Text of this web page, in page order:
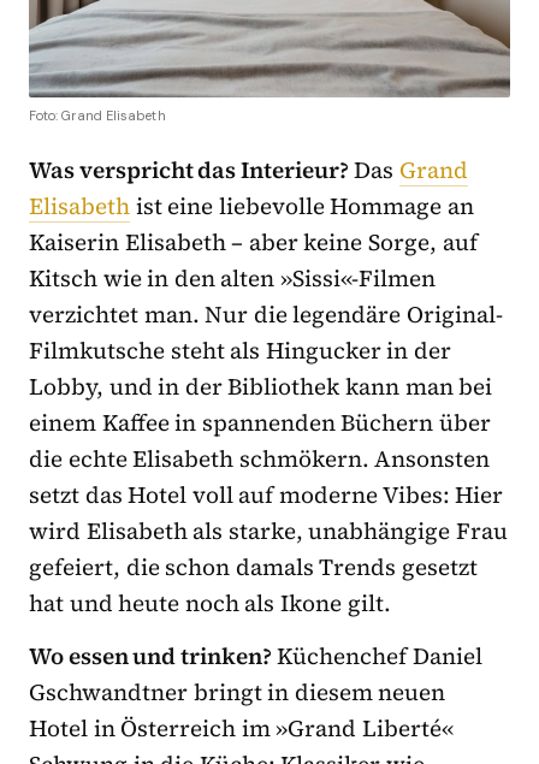
Foto: Grand Elisabeth
Was verspricht das Interieur?Das Grand
Elisabethist eine liebevolle Hommage an
Kaiserin Elisabeth – aber keine Sorge, auf
Kitsch wie in den alten »Sissi«-Filmen
verzichtet man. Nur die legendäre Original-
Filmkutsche steht als Hingucker in der
Lobby, und in der Bibliothek kann man bei
einem Kaffee in spannenden Büchern über
die echte Elisabeth schmökern. Ansonsten
setzt das Hotel voll auf moderne Vibes: Hier
wird Elisabeth als starke, unabhängige Frau
gefeiert, die schon damals Trends gesetzt
hat und heute noch als Ikone gilt.
Wo essen und trinken?Küchenchef Daniel
Gschwandtner bringt in diesem neuen
Hotel in Österreich im »Grand Liberté«